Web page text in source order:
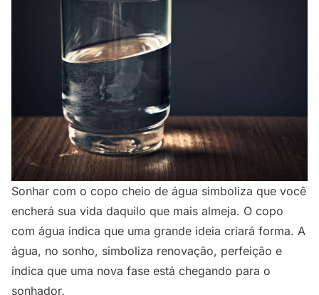
Sonhar com o copo cheio de água simboliza que você
encherá sua vida daquilo que mais almeja. O copo
com água indica que uma grande ideia criará forma. A
água, no sonho, simboliza renovação, perfeição e
indica que uma nova fase está chegando para o
sonhador.